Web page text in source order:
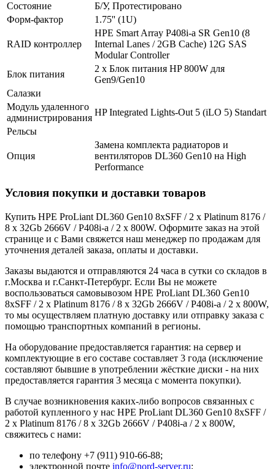
Состояние
Б/У, Протестировано
Форм-фактор
1.75'' (1U)
RAID контроллер
HPE Smart Array P408i-a SR Gen10 (8
Internal Lanes / 2GB Cache) 12G SAS
Modular Controller
Блок питания
2 x Блок питания HP 800W для
Gen9/Gen10
Салазки
Модуль удаленного
администрирования
HP Integrated Lights-Out 5 (iLO 5) Standart
Рельсы
Опция
Замена комплекта радиаторов и
вентиляторов DL360 Gen10 на High
Performance
Условия покупки и доставки товаров
Купить HPE ProLiant DL360 Gen10 8xSFF / 2 x Platinum 8176 /
8 x 32Gb 2666V / P408i-a / 2 x 800W. Оформите заказ на этой
странице и с Вами свяжется наш менеджер по продажам для
уточнения деталей заказа, оплаты и доставки.
Заказы выдаются и отправляются 24 часа в сутки со складов в
г.Москва и г.Санкт-Петербург. Если Вы не можете
воспользоваться самовывозом HPE ProLiant DL360 Gen10
8xSFF / 2 x Platinum 8176 / 8 x 32Gb 2666V / P408i-a / 2 x 800W,
то мы осуществляем платную доставку или отправку заказа с
помощью транспортных компаний в регионы.
На оборудование предоставляется гарантия: на сервер и
комплектующие в его составе составляет 3 года (исключение
составляют бывшие в употреблении жёсткие диски - на них
предоставляется гарантия 3 месяца с момента покупки).
В случае возникновения каких-либо вопросов связанных с
работой купленного у нас HPE ProLiant DL360 Gen10 8xSFF /
2 x Platinum 8176 / 8 x 32Gb 2666V / P408i-a / 2 x 800W,
свяжитесь с нами:
по телефону +7 (911) 910-66-88;
электронной почте info@nord-server.ru;